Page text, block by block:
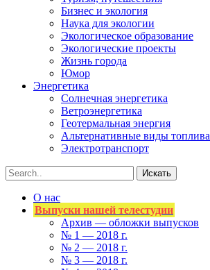
Бизнес и экология
Наука для экологии
Экологическое образование
Экологические проекты
Жизнь города
Юмор
Энергетика
Солнечная энергетика
Ветроэнергетика
Геотермальная энергия
Альтернативные виды топлива
Электротранспорт
О нас
Выпуски нашей телестудии
Архив — обложки выпусков
№ 1 — 2018 г.
№ 2 — 2018 г.
№ 3 — 2018 г.